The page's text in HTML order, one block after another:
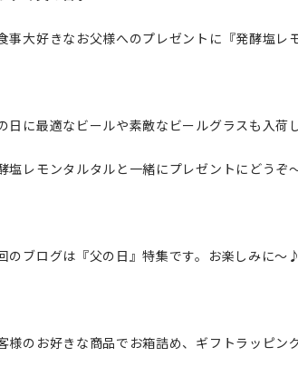
事大好きなお父様へのプレゼントに『発酵塩レ
日に最適なビールや素敵なビールグラスも入荷
塩レモンタルタルと一緒にプレゼントにどうぞ
のブログは『父の日』特集です。お楽しみに～♪
様のお好きな商品でお箱詰め、ギフトラッピン